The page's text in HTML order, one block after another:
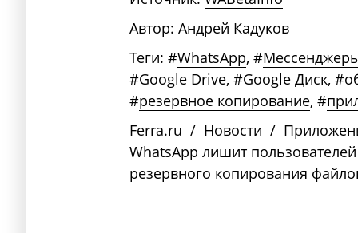
Автор: Андрей Кадуков
Теги: #WhatsApp, #
#Google Drive, #Google Диск, #
#резервное копирование, #
Ferra.ru / Новости /
WhatsApp лишит
резервного копирования